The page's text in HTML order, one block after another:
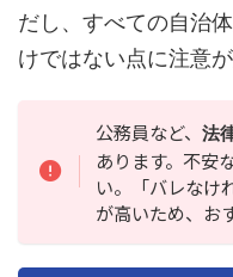
だし、すべての自治
けではない点に注意が
公務員など、 法
あります。不安
い。「バレなけ
が高いため、お